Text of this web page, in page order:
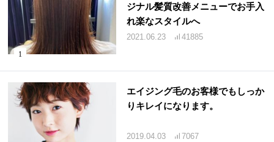
ジナル髪質改善メニューでお手入
れ楽なスタイルへ
2021.06.23 41885
エイジング毛のお客様でもしっか
りキレイになります。
2019.04.03 7067